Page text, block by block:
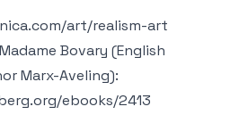
art/realism-art
Bovary (English
Marx-Aveling):
ebooks/2413